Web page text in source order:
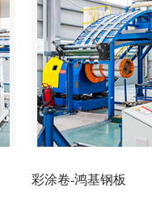
彩涂卷-鸿基钢板